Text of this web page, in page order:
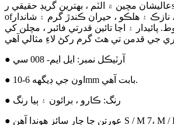
عاليشان مچين ۾ الٽم ، بهترين گريڊ حقيقي رsڙ جي چمڙي سان. ر
ofن جي چمڙي جو رنگ ، نازڪ ۽ هلڪو ، حيران ڪندڙ گرم ۽ شاندار
پائيدار ۽ اڃا تائين قدرتي فائبر ، مچلن کي
● آرٽيڪل نمبر: ايل ايم- 008 سي
● اون جي ڊيگهه 6-10mm بابت آهي.
● رنگ: ڪارو ، برائون ۽ ٻيا رنگ
● عورتن جا چار سائز هوندا آهن S / M 7، M / L 8. S / M 9 ، M / L 10